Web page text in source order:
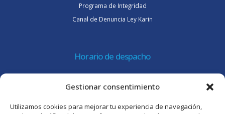
Gestionar consentimiento
Utilizamos cookies para mejorar tu experiencia de navegación,
Programa de Integridad
Canal de Denuncia Ley Karin
Horario de despacho
Viernes 8:30 a 15:30 hrs.
Atención al cliente